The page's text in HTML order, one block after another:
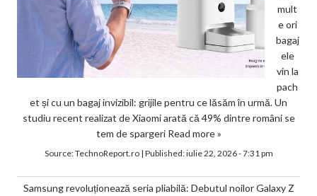
mult
e ori
bagaj
ele
vin la
pach
et și cu un bagaj invizibil: grijile pentru ce lăsăm în urmă. Un
studiu recent realizat de Xiaomi arată că 49% dintre români se
tem de spargeri Read more »
Source:TechnoReport.ro| Published:iulie 22, 2026 - 7:31 pm
Samsung revoluționează seria pliabilă: Debutul noilor Galaxy Z